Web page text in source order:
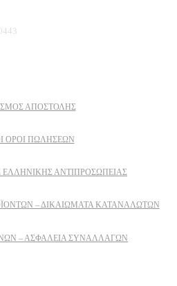
ΑΠΟΣΤΟΛΗΣ
ΟΡΟΙ ΠΩΛΗΣΕΩΝ
ΑΝΤΙΠΡΟΣΩΠΕΊΑΣ
– ΔΙΚΑΙΏΜΑΤΑ ΚΑΤΑΝΑΛΩΤΏΝ
– ΑΣΦΆΛΕΙΑ ΣΥΝΑΛΛΑΓΏΝ